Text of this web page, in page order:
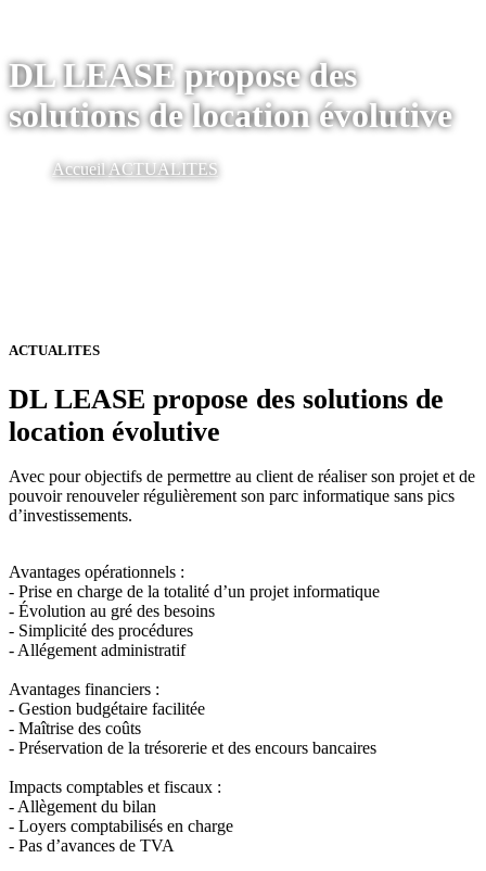
DL LEASE propose des
solutions de location évolutive
AccueilACTUALITES
ACTUALITES
DL LEASE propose des solutions de
location évolutive
Avec pour objectifs de permettre au client de réaliser son projet et de
pouvoir renouveler régulièrement son parc informatique sans pics
d’investissements.
Avantages opérationnels :
​- Prise en charge de la totalité d’un projet informatique
- Évolution au gré des besoins
​- Simplicité des procédures
​- Allégement administratif
Avantages financiers :
​- Gestion budgétaire facilitée
​- Maîtrise des coûts
​- Préservation de la trésorerie et des encours bancaires
Impacts comptables et fiscaux :
​- Allègement du bilan
​- Loyers comptabilisés en charge
​- Pas d’avances de TVA